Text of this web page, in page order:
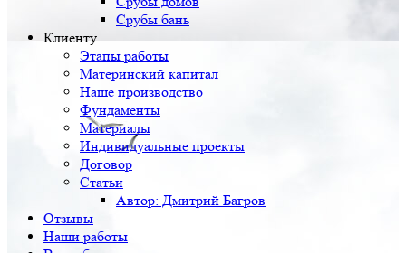
Срубы бань
Клиенту
Этапы работы
Материнский капитал
Наше производство
Фундаменты
Материалы
Индивидуальные проекты
Договор
Статьи
Автор: Дмитрий Багров
Отзывы
Наши работы